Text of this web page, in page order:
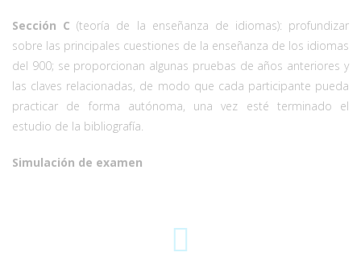
Sección C (teoría de la enseñanza de idiomas): profundizar
sobre las principales cuestiones de la enseñanza de los idiomas
del 900; se proporcionan algunas pruebas de años anteriores y
las claves relacionadas, de modo que cada participante pueda
practicar de forma autónoma, una vez esté terminado el
estudio de la bibliografía.
Simulación de examen